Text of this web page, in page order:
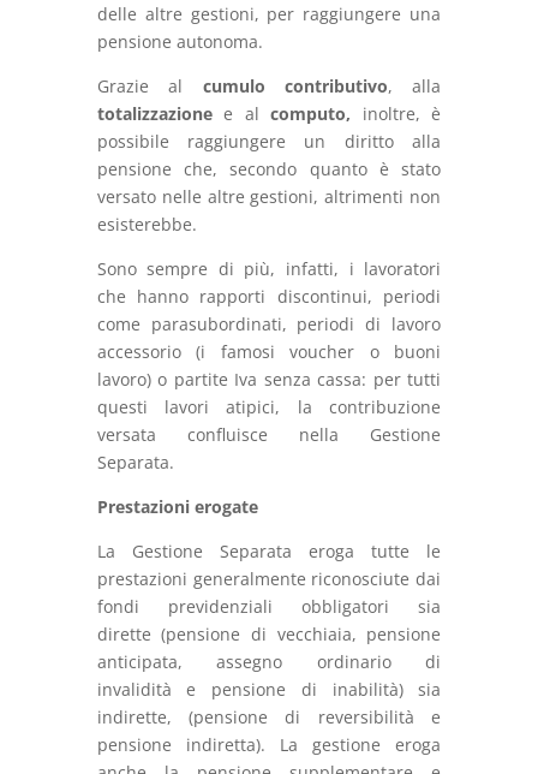
delle altre gestioni, per raggiungere una
pensione autonoma.
Grazie al cumulo contributivo, alla
totalizzazionee alcomputo, inoltre, è
possibile raggiungere un diritto alla
pensione che, secondo quanto è stato
versato nelle altre gestioni, altrimenti non
esisterebbe.
Sono sempre di più, infatti, i lavoratori
che hanno rapporti discontinui, periodi
come parasubordinati, periodi di lavoro
accessorio (i famosi voucher o buoni
lavoro) o partite Iva senza cassa: per tutti
questi lavori atipici, la contribuzione
versata confluisce nella Gestione
Separata.
Prestazioni erogate
La Gestione Separata eroga tutte le
prestazioni generalmente riconosciute dai
fondi previdenziali obbligatori sia
dirette (pensione di vecchiaia, pensione
anticipata, assegno ordinario di
invalidità e pensione di inabilità) sia
indirette, (pensione di reversibilità e
pensione indiretta). La gestione eroga